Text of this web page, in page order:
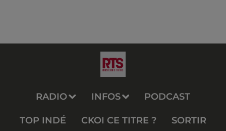
RADIO INFOS PODCAST
TOP INDÉ CKOI CE TITRE ? SORTIR